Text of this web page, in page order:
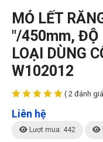
MỎ LẾT
"/450mm, ĐỘ
LOẠI DÙNG
W102012
( 2 đánh
Liên hệ
Lượt mua: 442